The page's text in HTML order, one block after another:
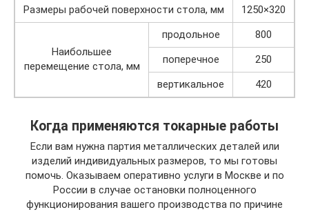
Размеры рабочей поверхности стола, мм 1250×320
Наибольшее
перемещение стола, мм
продольное
800
поперечное
250
вертикальное
420
Когда применяются токарные работы
Если вам нужна партия металлических деталей или
изделий индивидуальных размеров, то мы готовы
помочь. Оказываем оперативно услуги в Москве и по
России в случае остановки полноценного
функционирования вашего производства по причине